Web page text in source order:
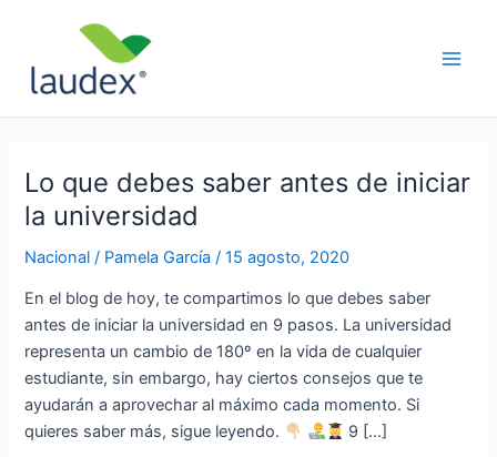
contenido
Lo que debes saber antes de iniciar
la universidad
Nacional / Pamela García/15 agosto, 2020
En el blog de hoy, te compartimos lo que debes saber
antes de iniciar la universidad en 9 pasos. La universidad
representa un cambio de 180º en la vida de cualquier
estudiante, sin embargo, hay ciertos consejos que te
ayudarán a aprovechar al máximo cada momento. Si
quieres saber más, sigue leyendo.
9 […]
Lo
que
debes
saber
iniciar
la
universidad
entradas